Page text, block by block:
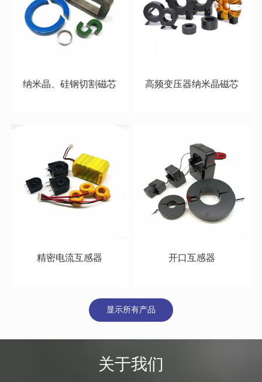
纳米晶、硅钢切割磁芯
高频变压器纳米晶磁芯
精密电流互感器
开口互感器
显示所有产品
关于我们